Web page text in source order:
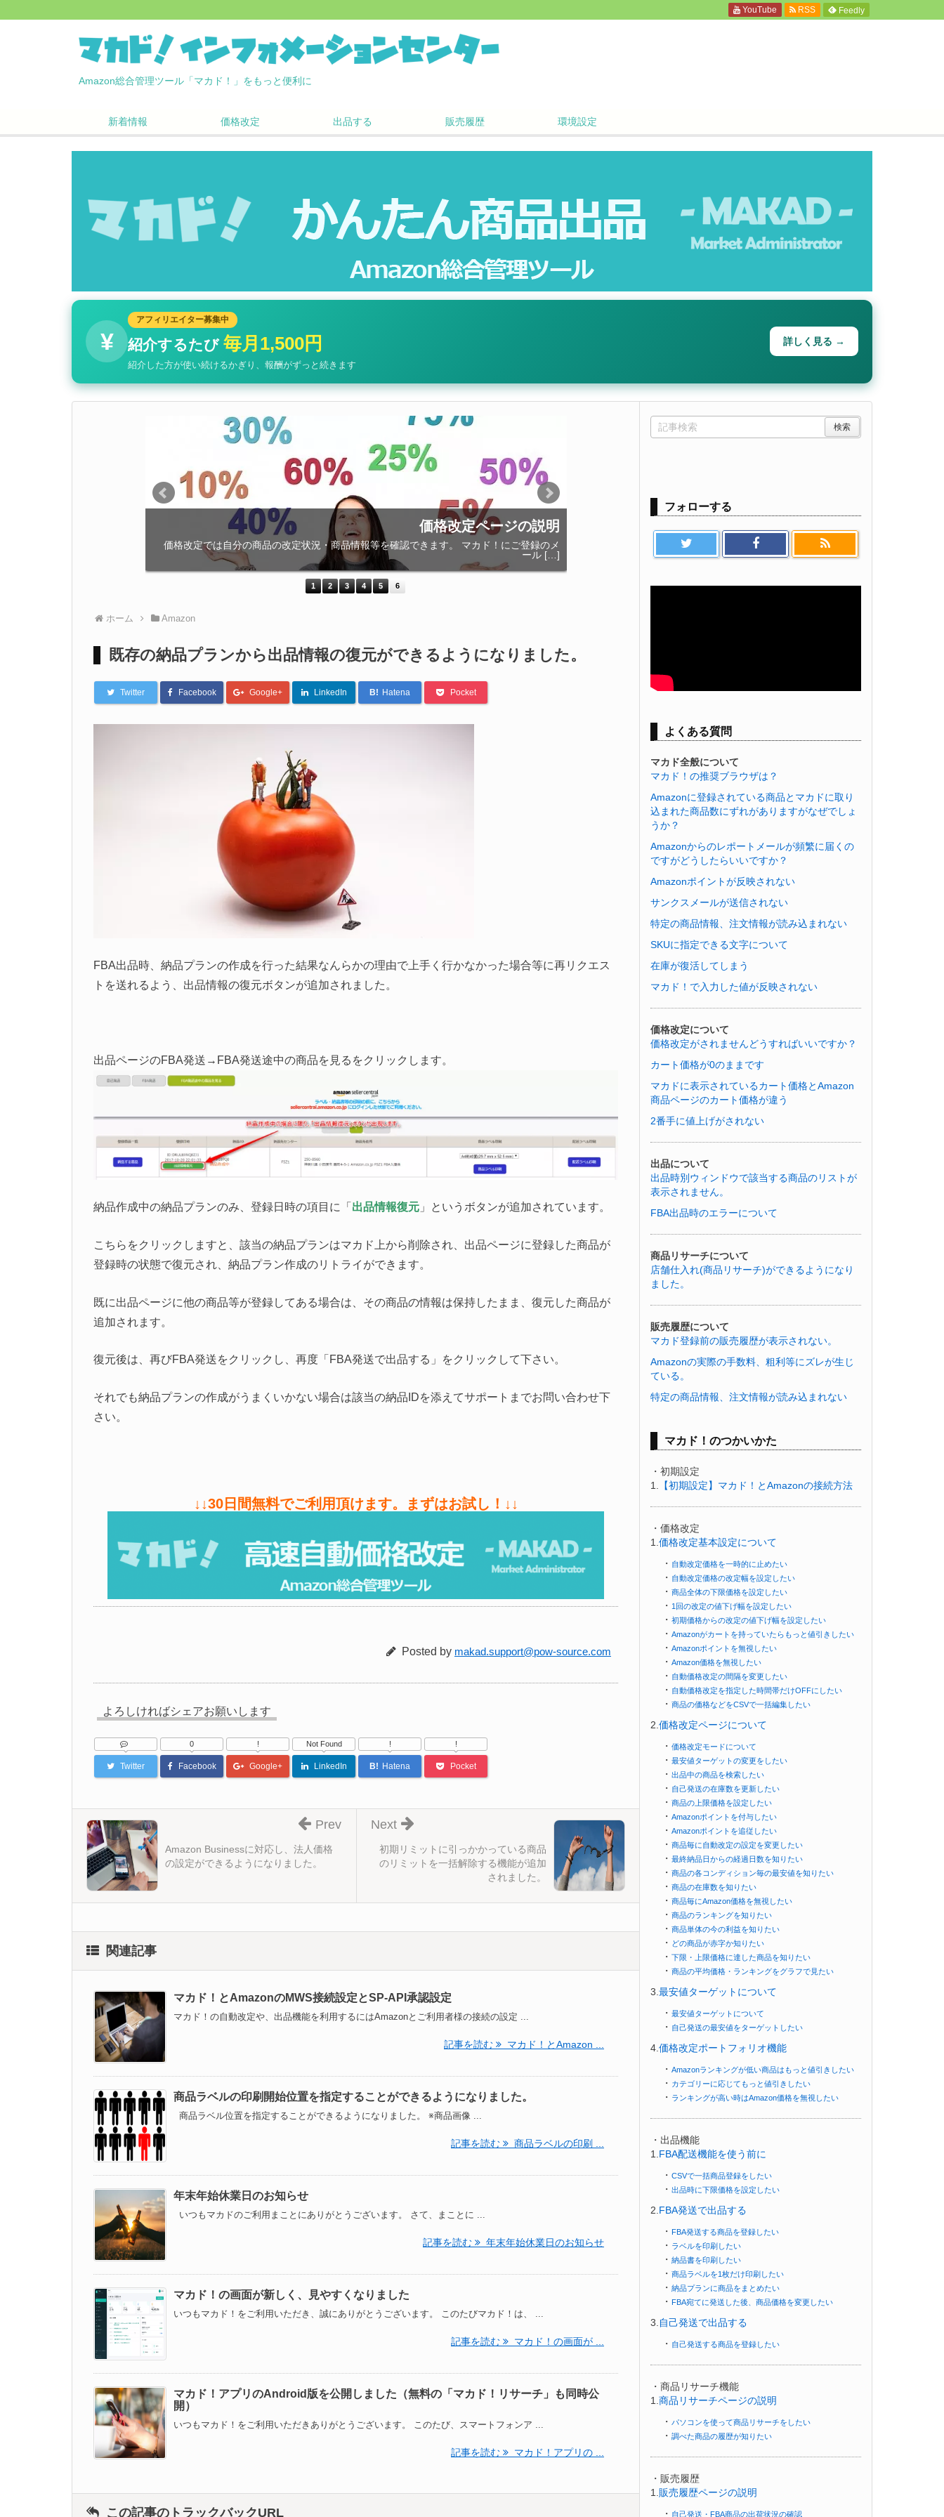
Amazon総合管理ツール「マカド！」をもっと便利に
新着情報 価格改定 出品する 販売履歴 環境設定
¥
アフィリエイター募集中
紹介するたび 毎月1,500円
紹介した方が使い続けるかぎり、報酬がずっと続きます
詳しく見る →
価格改定ページの説明
価格改定では自分の商品の改定状況・商品情報等を確認できます。 マカド！にご登録のメ
ール […]
マカド！のご利用にあたり、「出品パートナーアカウントと関連データへのア
1 2 3 4 5 6
ホーム Amazon
既存の納品プランから出品情報の復元ができるようになりました。
Twitter Facebook Google+ LinkedIn B! Hatena Pocket
FBA出品時、納品プランの作成を行った結果なんらかの理由で上手く行かなかった場合等に再リクエス
トを送れるよう、出品情報の復元ボタンが追加されました。
出品ページのFBA発送→FBA発送途中の商品を見るをクリックします。
納品作成中の納品プランのみ、登録日時の項目に「 出品情報復元 」というボタンが追加されています。
こちらをクリックしますと、該当の納品プランはマカド上から削除され、出品ページに登録した商品が
登録時の状態で復元され、納品プラン作成のリトライができます。
既に出品ページに他の商品等が登録してある場合は、その商品の情報は保持したまま、復元した商品が
追加されます。
復元後は、再びFBA発送をクリックし、再度「FBA発送で出品する」をクリックして下さい。
それでも納品プランの作成がうまくいかない場合は該当の納品IDを添えてサポートまでお問い合わせ下
さい。
↓↓30日間無料でご利用頂けます。まずはお試し！↓↓
Posted by makad.support@pow-source.com
よろしければシェアお願いします
Twitter Facebook
0
Google+
!
LinkedIn
Not Found
B! Hatena
!
Pocket
!
初期リミットに引っかかっている商品
のリミットを一括解除する機能が追加
されました。
Next
Amazon Businessに対応し、法人価格
の設定ができるようになりました。
Prev
関連記事
マカド！とAmazonのMWS接続設定とSP-API承認設定
マカド！の自動改定や、出品機能を利用するにはAmazonとご利用者様の接続の設定 ...
記事を読む マカド！とAmazon ...
商品ラベルの印刷開始位置を指定することができるようになりました。
商品ラベル位置を指定することができるようになりました。 ※商品画像 ...
記事を読む 商品ラベルの印刷 ...
年末年始休業日のお知らせ
いつもマカドのご利用まことにありがとうございます。 さて、まことに ...
記事を読む 年末年始休業日のお知らせ
マカド！の画面が新しく、見やすくなりました
いつもマカド！をご利用いただき、誠にありがとうございます。 このたびマカド！は、 ...
記事を読む マカド！の画面が ...
マカド！アプリのAndroid版を公開しました（無料の「マカド！リサーチ」も同時公
開）
いつもマカド！をご利用いただきありがとうございます。 このたび、スマートフォンア ...
記事を読む マカド！アプリの ...
この記事のトラックバックURL
フォローする
よくある質問
マカド全般について
マカド！の推奨ブラウザは？
Amazonに登録されている商品とマカドに取り
込まれた商品数にずれがありますがなぜでしょ
うか？
Amazonからのレポートメールが頻繁に届くの
ですがどうしたらいいですか？
Amazonポイントが反映されない
サンクスメールが送信されない
特定の商品情報、注文情報が読み込まれない
SKUに指定できる文字について
在庫が復活してしまう
マカド！で入力した値が反映されない
価格改定について
価格改定がされませんどうすればいいですか？
カート価格が0のままです
マカドに表示されているカート価格とAmazon
商品ページのカート価格が違う
2番手に値上げがされない
出品について
出品時別ウィンドウで該当する商品のリストが
表示されません。
FBA出品時のエラーについて
商品リサーチについて
店舗仕入れ(商品リサーチ)ができるようになり
ました。
販売履歴について
マカド登録前の販売履歴が表示されない。
Amazonの実際の手数料、粗利等にズレが生じ
ている。
特定の商品情報、注文情報が読み込まれない
マカド！のつかいかた
・初期設定
1.
【初期設定】マカド！とAmazonの接続方法
・価格改定
1. 価格改定基本設定について
・ 自動改定価格を一時的に止めたい
・ 自動改定価格の改定幅を設定したい
・ 商品全体の下限価格を設定したい
・ 1回の改定の値下げ幅を設定したい
・ 初期価格からの改定の値下げ幅を設定したい
・ Amazonがカートを持っていたらもっと値引きしたい
・ Amazonポイントを無視したい
・ Amazon価格を無視したい
・ 自動価格改定の間隔を変更したい
・ 自動価格改定を指定した時間帯だけOFFにしたい
・ 商品の価格などをCSVで一括編集したい
2. 価格改定ページについて
・ 価格改定モードについて
・ 最安値ターゲットの変更をしたい
・ 出品中の商品を検索したい
・ 自己発送の在庫数を更新したい
・ 商品の上限価格を設定したい
・ Amazonポイントを付与したい
・ Amazonポイントを追従したい
・ 商品毎に自動改定の設定を変更したい
・ 最終納品日からの経過日数を知りたい
・ 商品の各コンディション毎の最安値を知りたい
・ 商品の在庫数を知りたい
・ 商品毎にAmazon価格を無視したい
・ 商品のランキングを知りたい
・ 商品単体の今の利益を知りたい
・ どの商品が赤字か知りたい
・ 下限・上限価格に達した商品を知りたい
・ 商品の平均価格・ランキングをグラフで見たい
3. 最安値ターゲットについて
・ 最安値ターゲットについて
・ 自己発送の最安値をターゲットしたい
4. 価格改定ポートフォリオ機能
・ Amazonランキングが低い商品はもっと値引きしたい
・ カテゴリーに応じてもっと値引きしたい
・ ランキングが高い時はAmazon価格を無視したい
・出品機能
1. FBA配送機能を使う前に
・ CSVで一括商品登録をしたい
・ 出品時に下限価格を設定したい
2. FBA発送で出品する
・ FBA発送する商品を登録したい
・ ラベルを印刷したい
・ 納品書を印刷したい
・ 商品ラベルを1枚だけ印刷したい
・ 納品プランに商品をまとめたい
・ FBA宛てに発送した後、商品価格を変更したい
3. 自己発送で出品する
・ 自己発送する商品を登録したい
・商品リサーチ機能
1. 商品リサーチページの説明
・ パソコンを使って商品リサーチをしたい
・ 調べた商品の履歴が知りたい
・販売履歴
1. 販売履歴ページの説明
・ 自己発送・FBA商品の出荷状況の確認
YouTube RSS Feedly